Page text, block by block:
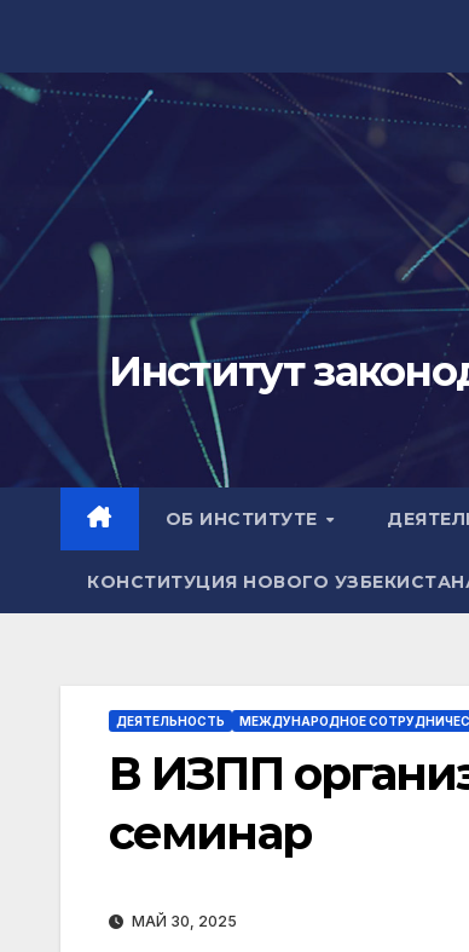
содержимому
Институт
ОБ ИНСТИТУТЕ
КОНСТИТУЦИЯ НОВОГО
ДЕЯТЕЛЬНОСТЬ МЕЖДУНАРОДНОЕ
В ИЗПП
семинар
МАЙ 30, 2025